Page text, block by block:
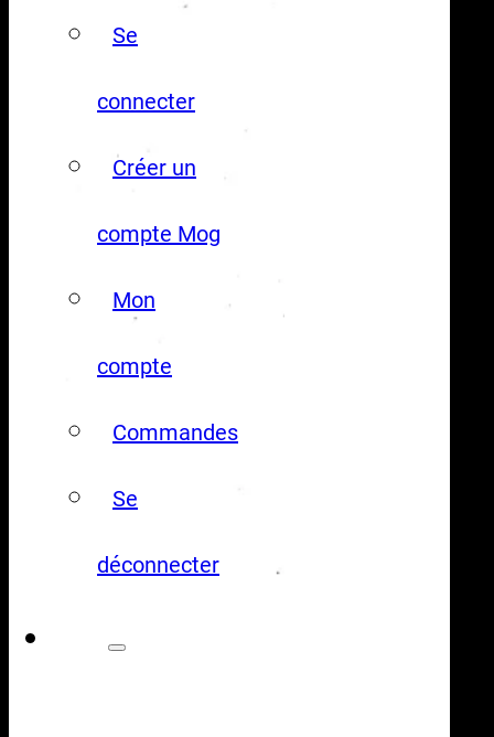
Se
connecter
Créer un
compte Mog
Mon
compte
Commandes
Se
déconnecter